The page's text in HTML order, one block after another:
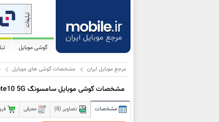
گوشی موبایل
مرجع موبایل ایران مشخصات گوشی های موبایل
مشخصات گوشی موبایل سامسونگ Galaxy Note10 5G
مشخصات تصاویر (8) معرفی